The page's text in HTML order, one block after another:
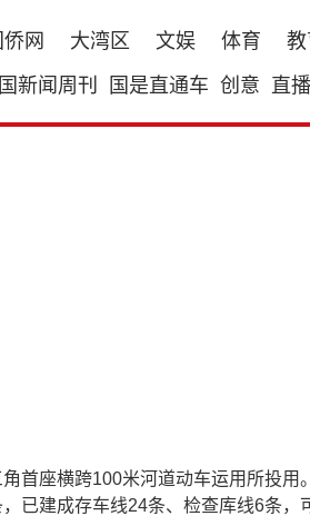
网 大湾区 文娱 体育 教
新闻周刊 国是直通车 创意 直播
座横跨100米河道动车运用所投用
已建成存车线24条、检查库线6条，